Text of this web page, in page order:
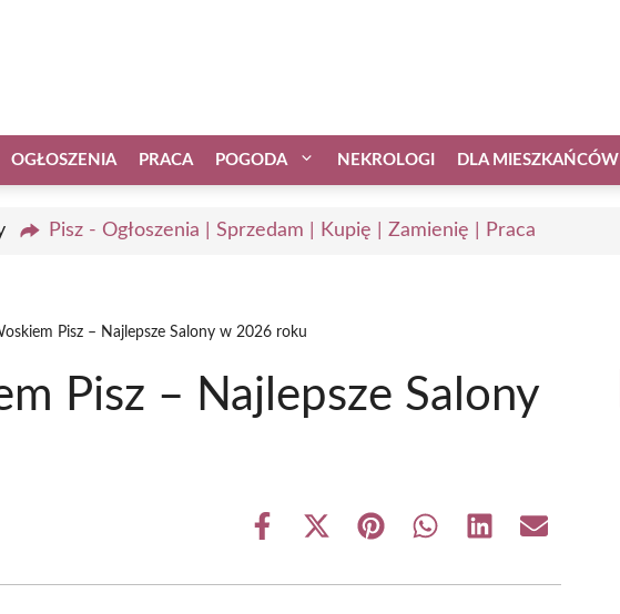
OGŁOSZENIA PRACA POGODA NEKROLOGI DLA MIESZKAŃCÓW
Pisz - Ogłoszenia | Sprzedam | Kupię | Zamienię | Praca
Pisz – Najlepsze Salony w 2026 roku
Pisz – Najlepsze Salony
Share
Share
(Twitter)
Share Share Share Share